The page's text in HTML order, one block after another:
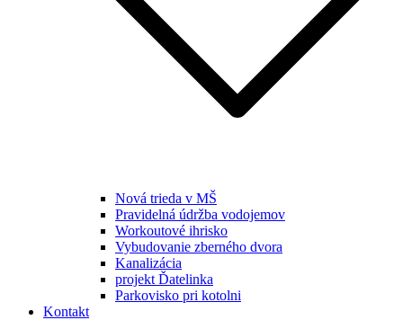
Nová trieda v MŠ
Pravidelná údržba vodojemov
Workoutové ihrisko
Vybudovanie zberného dvora
Kanalizácia
projekt Ďatelinka
Parkovisko pri kotolni
Kontakt